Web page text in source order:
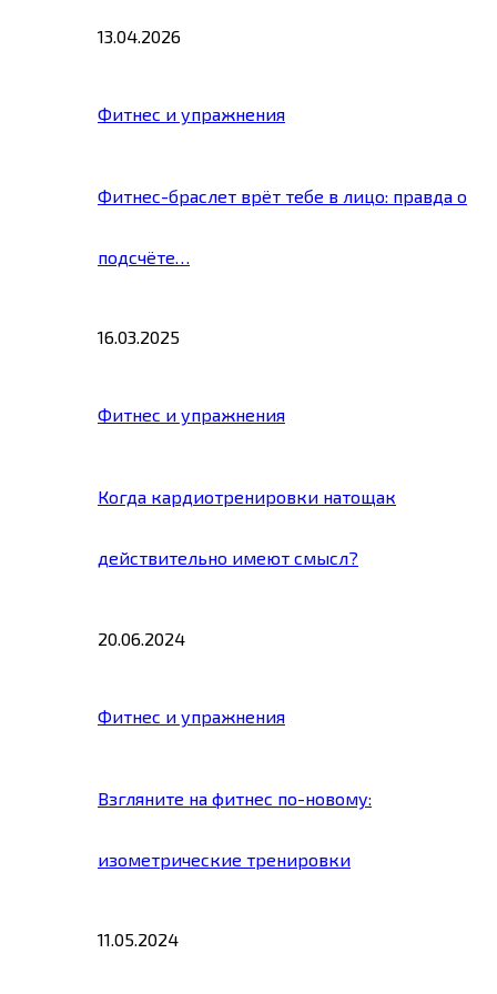
13.04.2026
Фитнес и упражнения
Фитнес-браслет врёт тебе в лицо: правда о
подсчёте…
16.03.2025
Фитнес и упражнения
Когда кардиотренировки натощак
действительно имеют смысл?
20.06.2024
Фитнес и упражнения
Взгляните на фитнес по-новому:
изометрические тренировки
11.05.2024